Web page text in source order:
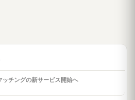
チングの新サービス開始へ